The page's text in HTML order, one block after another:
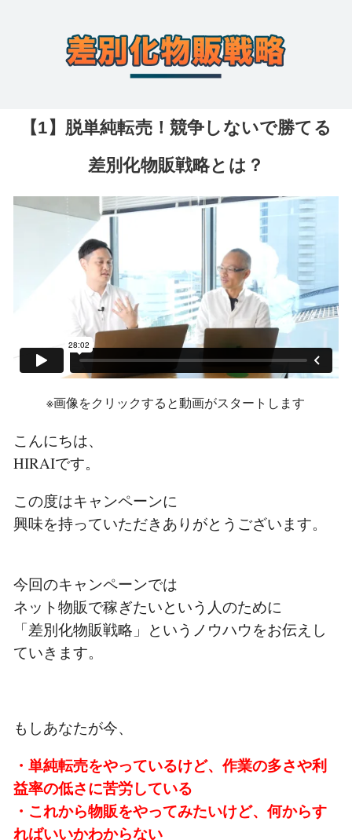
【1】脱単純転売！競争しないで勝てる
差別化物販戦略とは？
※画像をクリックすると動画がスタートします
こんにちは、
HIRAIです。
この度はキャンペーンに
興味を持っていただきありがとうございます。
今回のキャンペーンでは
ネット物販で稼ぎたいという人のために
「差別化物販戦略」というノウハウをお伝えし
ていきます。
もしあなたが今、
・単純転売をやっているけど、作業の多さや利
益率の低さに苦労している
・これから物販をやってみたいけど、何からす
ればいいかわからない